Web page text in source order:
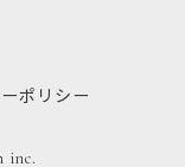
ポリシー
inc.